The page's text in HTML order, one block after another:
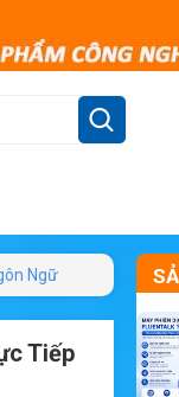
Ngữ
Tiếp